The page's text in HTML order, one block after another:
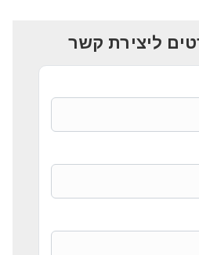
ליצירת קשר